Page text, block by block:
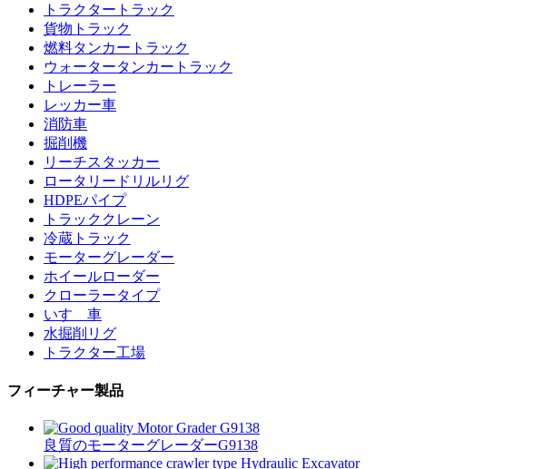
トラクタートラック
貨物トラック
燃料タンカートラック
ウォータータンカートラック
トレーラー
レッカー車
消防車
掘削機
リーチスタッカー
ロータリードリルリグ
HDPEパイプ
トラッククレーン
冷蔵トラック
モーターグレーダー
ホイールローダー
クローラータイプ
いすゞ車
水掘削リグ
トラクター工場
フィーチャー製品
良質のモーターグレーダーG9138